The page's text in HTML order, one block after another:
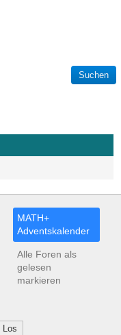
MATH+
Adventskalender
Alle Foren als
gelesen
markieren